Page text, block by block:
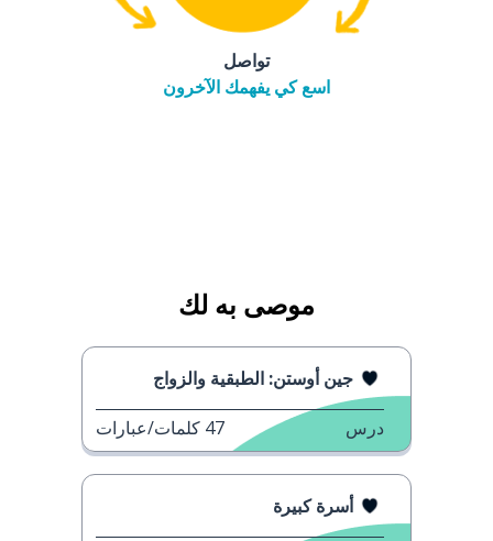
تواصل
اسع كي يفهمك الآخرون
موصى به لك
جين أوستن: الطبقية والزواج
درس 47 كلمات/عبارات
أسرة كبيرة